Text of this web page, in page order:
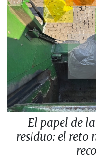
El papel de
residuo: el reto